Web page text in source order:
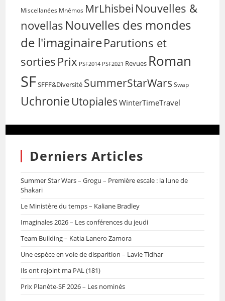
Miscellanées Mnémos MrLhisbei Nouvelles &
novellas Nouvelles des mondes
de l'imaginaireParutions et
sorties Prix PSF2014 PSF2021 Revues Roman
SFSFFF&Diversité SummerStarWars Swap
Uchronie Utopiales WinterTimeTravel
Derniers Articles
Summer Star Wars – Grogu – Première escale : la lune de
Shakari
Le Ministère du temps – Kaliane Bradley
Imaginales 2026 – Les conférences du jeudi
Team Building – Katia Lanero Zamora
Une espèce en voie de disparition – Lavie Tidhar
Ils ont rejoint ma PAL (181)
Prix Planète-SF 2026 – Les nominés